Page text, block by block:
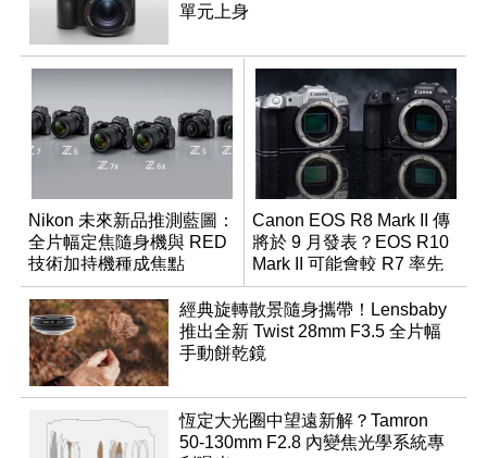
單元上身
Nikon 未來新品推測藍圖：
全片幅定焦隨身機與 RED
技術加持機種成焦點
Canon EOS R8 Mark II 傳
將於 9 月發表？EOS R10
Mark II 可能會較 R7 率先
推出
經典旋轉散景隨身攜帶！Lensbaby
推出全新 Twist 28mm F3.5 全片幅
手動餅乾鏡
恆定大光圈中望遠新解？Tamron
50-130mm F2.8 內變焦光學系統專